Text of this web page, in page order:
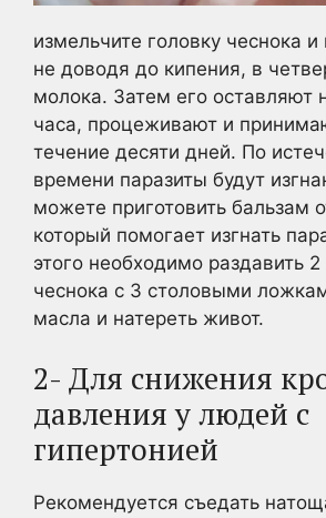
измельчите головку чеснока и
не доводя до кипения, в
молока. Затем его оставляют
часа, процеживают и
течение десяти дней. По
времени паразиты будут
можете приготовить бальзам
который помогает изгнать
этого необходимо раздавить 2
чеснока с 3 столовыми
масла и натереть живот.
2- Для снижения
давления у людей с
гипертонией
Рекомендуется съедать